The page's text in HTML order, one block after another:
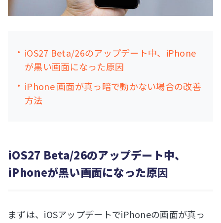
iOS27 Beta/26のアップデート中、iPhone
が黒い画面になった原因
iPhone 画面が真っ暗で動かない場合の改善
方法
iOS27 Beta/26のアップデート中、
iPhoneが黒い画面になった原因
まずは、iOSアップデートでiPhoneの画面が真っ